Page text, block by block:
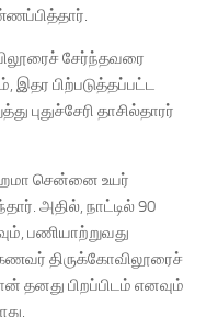
சேர்ந்தவரை
இதர பிற்படுத்தப்பட்ட
புதுச்சேரி தாசில்தாரர்
சென்னை உயர்
அதில், நாட்டில் 90
பணியாற்றுவது
கணவர் திருக்கோவிலூரைச்
தனது பிறப்பிடம் எனவும்